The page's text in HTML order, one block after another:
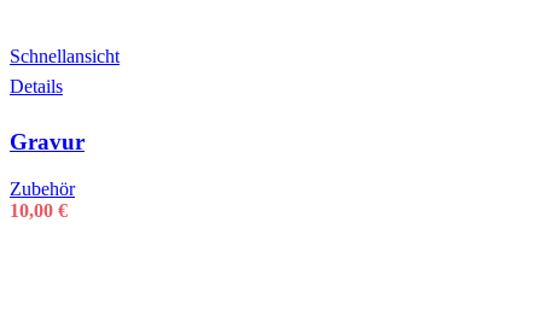
Schnellansicht
Details
Gravur
Zubehör
10,00 €